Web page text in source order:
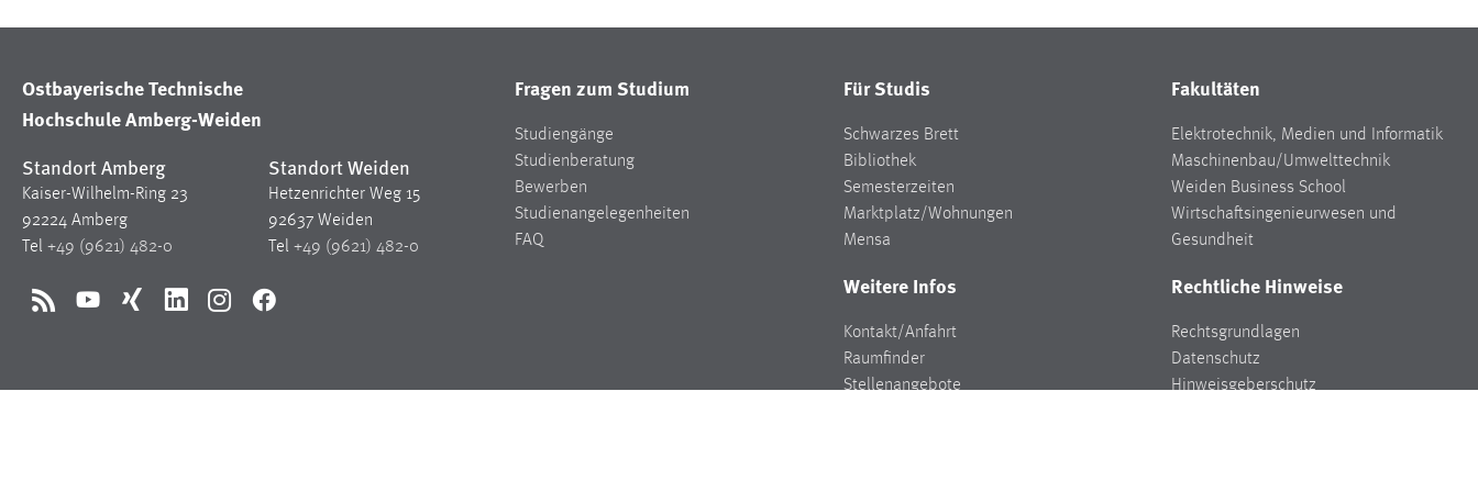
Ostbayerische Technische
Hochschule Amberg-Weiden
Standort Amberg
Kaiser-Wilhelm-Ring 23
92224 Amberg
Tel +49 (9621) 482-0
Standort Weiden
Hetzenrichter Weg 15
92637 Weiden
Tel +49 (9621) 482-0
RSS YouTubeXing LinkedInInstagramFacebook
Fragen zum Studium
Studiengänge
Studienberatung
Bewerben
Studienangelegenheiten
FAQ
Für Studis
Schwarzes Brett
Bibliothek
Semesterzeiten
Marktplatz/Wohnungen
Mensa
Fakultäten
Elektrotechnik, Medien und Informatik
Maschinenbau/Umwelttechnik
Weiden Business School
Wirtschaftsingenieurwesen und
Gesundheit
Weitere Infos
Kontakt/Anfahrt
Raumfinder
Stellenangebote
Rechtliche Hinweise
Rechtsgrundlagen
Datenschutz
Hinweisgeberschutz
Sprachpräferenz
Zweck:
Das Cookie speichert die gewählte
Sprache der Website.
Cookie Laufzeit:
mibew_locale, mibew-chat-frame-style-